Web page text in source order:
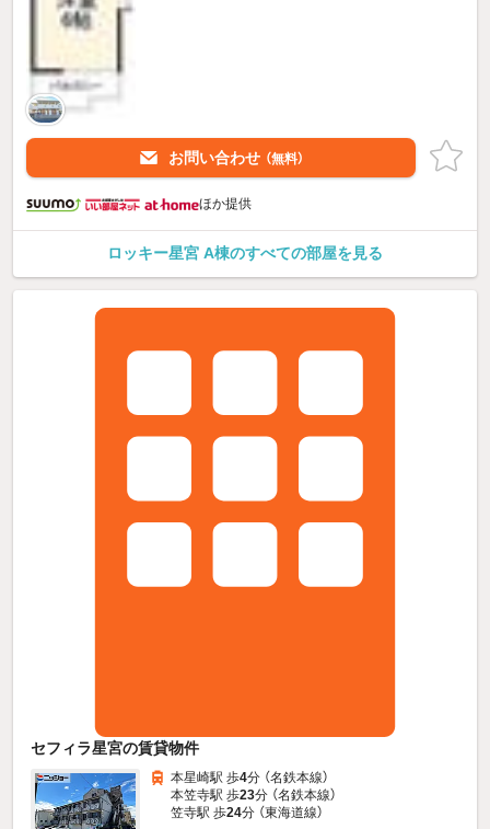
お問い合わせ （無料）
ほか提供
ロッキー星宮 A棟のすべての部屋を見る
セフィラ星宮の賃貸物件
本星崎駅 歩4分 （名鉄本線）
本笠寺駅 歩23分 （名鉄本線）
笠寺駅 歩24分 （東海道線）